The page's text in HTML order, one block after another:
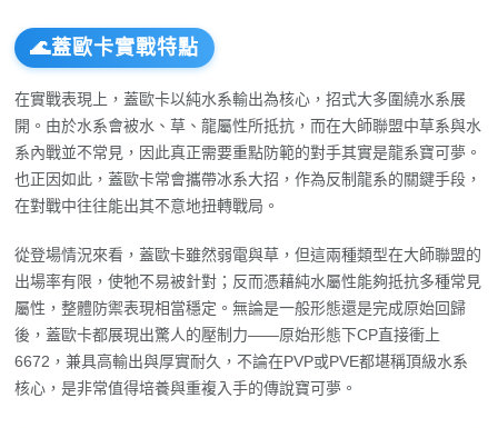
🌊蓋歐卡實戰特點
在實戰表現上，蓋歐卡以純水系輸出為核心，招式大多圍繞水系展
開。由於水系會被水、草、龍屬性所抵抗，而在大師聯盟中草系與水
系內戰並不常見，因此真正需要重點防範的對手其實是龍系寶可夢。
也正因如此，蓋歐卡常會攜帶冰系大招，作為反制龍系的關鍵手段，
在對戰中往往能出其不意地扭轉戰局。
從登場情況來看，蓋歐卡雖然弱電與草，但這兩種類型在大師聯盟的
出場率有限，使牠不易被針對；反而憑藉純水屬性能夠抵抗多種常見
屬性，整體防禦表現相當穩定。無論是一般形態還是完成原始回歸
後，蓋歐卡都展現出驚人的壓制力——原始形態下CP直接衝上
6672，兼具高輸出與厚實耐久，不論在PVP或PVE都堪稱頂級水系
核心，是非常值得培養與重複入手的傳說寶可夢。